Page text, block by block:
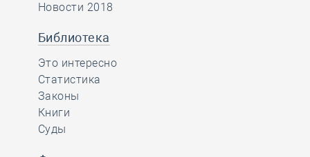
Новости 2018
Библиотека
Это интересно
Статистика
Законы
Книги
Суды